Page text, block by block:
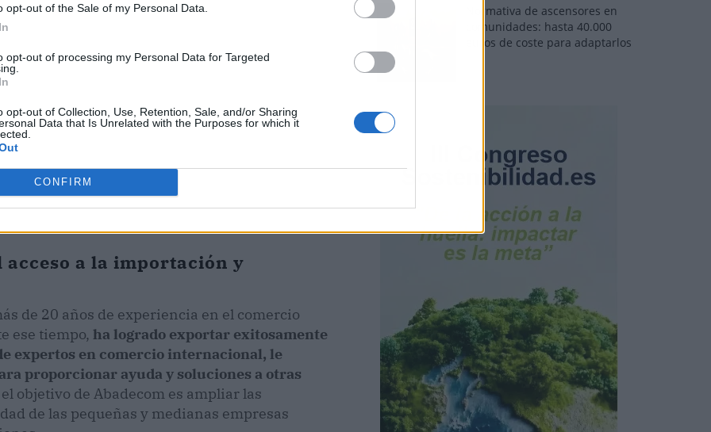
opt-out of the Sale of my Personal Data.
opt-out of processing my Personal Data for Targeted
opt-out of Collection, Use, Retention, Sale, and/or Sharing
Data that Is Unrelated with the Purposes for which it
CONFIRM
acceso a la importación y
de 20 años de experiencia en el comercio
ese tiempo, ha logrado exportar exitosamente
expertos en comercio internacional, le
proporcionar ayuda y soluciones a otras
objetivo de Abadecom es ampliar las
de las pequeñas y medianas empresas
Normativa de ascensores en
comunidades: hasta 40.000
euros de coste para adaptarlos